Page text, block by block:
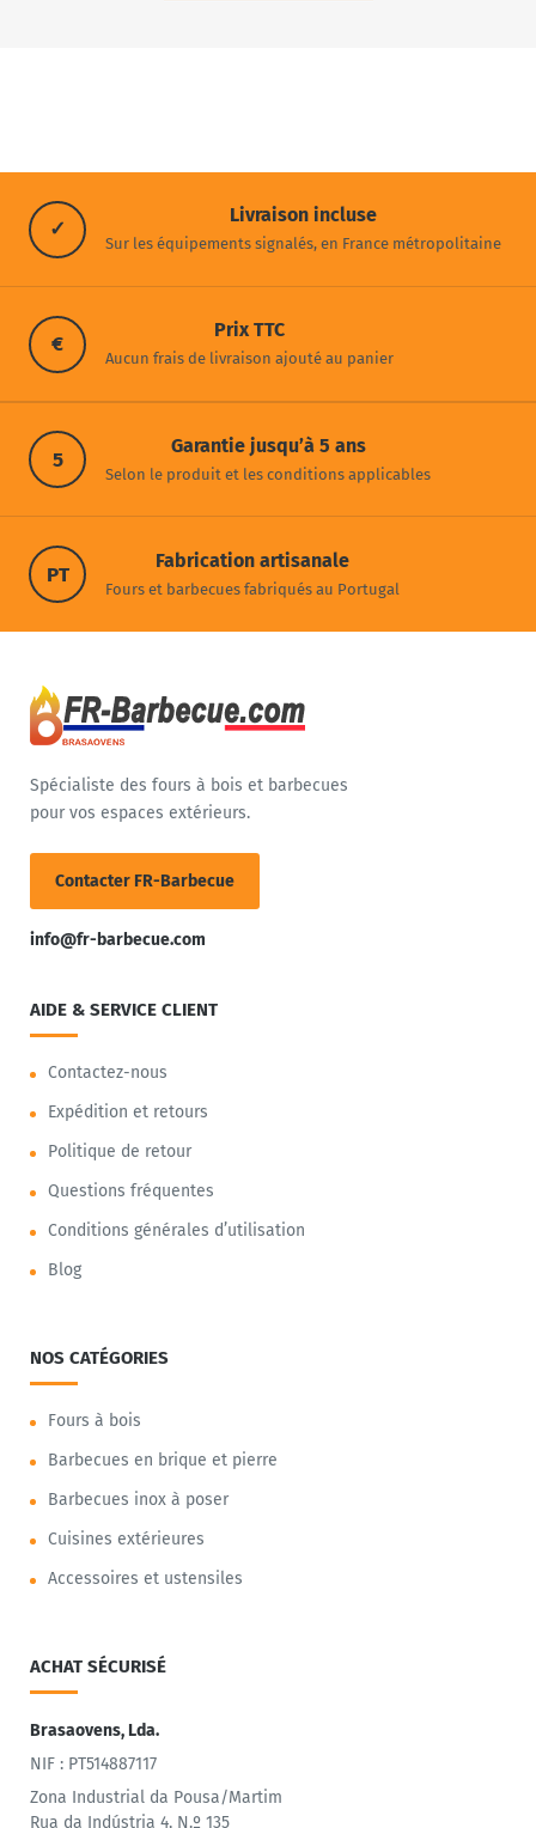
✓
Livraison incluse
Sur les équipements signalés, en France métropolitaine
€
Prix TTC
Aucun frais de livraison ajouté au panier
5
Garantie jusqu’à 5 ans
Selon le produit et les conditions applicables
PT
Fabrication artisanale
Fours et barbecues fabriqués au Portugal
Spécialiste des fours à bois et barbecues
pour vos espaces extérieurs.
Contacter FR-Barbecue
info@fr-barbecue.com
AIDE & SERVICE CLIENT
Contactez-nous
Expédition et retours
Politique de retour
Questions fréquentes
Conditions générales d’utilisation
Blog
NOS CATÉGORIES
Fours à bois
Barbecues en brique et pierre
Barbecues inox à poser
Cuisines extérieures
Accessoires et ustensiles
ACHAT SÉCURISÉ
Brasaovens, Lda.
NIF : PT514887117
Zona Industrial da Pousa/Martim
Rua da Indústria 4, N.º 135